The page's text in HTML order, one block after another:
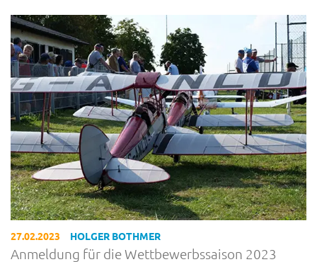
27.02.2023 HOLGER BOTHMER
Anmeldung für die Wettbewerbssaison 2023